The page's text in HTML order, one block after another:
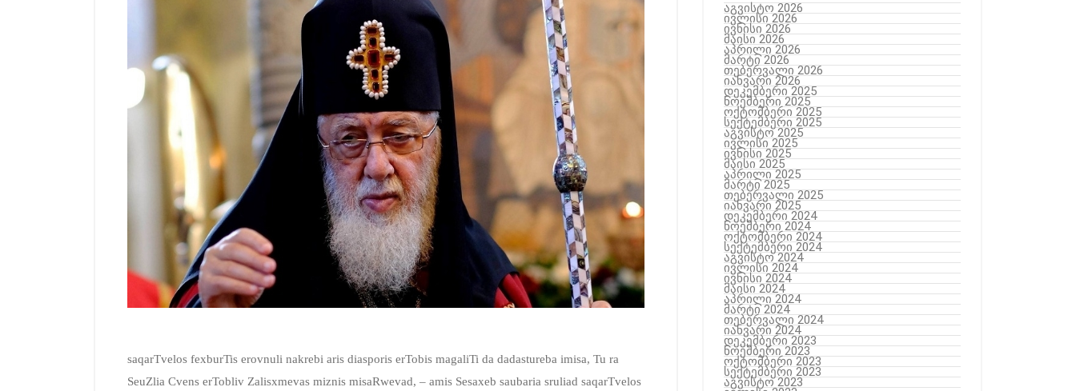
saqarTvelos fexburTis erovnuli nakrebi aris diasporis erTobis magaliTi da dadastureba imisa, Tu ra
SeuZlia Cvens erTobliv Zalisxmevas miznis misaRwevad, – amis Sesaxeb saubaria sruliad saqarTvelos
აგვისტო 2026
ივლისი 2026
ივნისი 2026
მაისი 2026
აპრილი 2026
მარტი 2026
თებერვალი 2026
იანვარი 2026
დეკემბერი 2025
ნოემბერი 2025
ოქტომბერი 2025
სექტემბერი 2025
აგვისტო 2025
ივლისი 2025
ივნისი 2025
მაისი 2025
აპრილი 2025
მარტი 2025
თებერვალი 2025
იანვარი 2025
დეკემბერი 2024
ნოემბერი 2024
ოქტომბერი 2024
სექტემბერი 2024
აგვისტო 2024
ივლისი 2024
ივნისი 2024
მაისი 2024
აპრილი 2024
მარტი 2024
თებერვალი 2024
იანვარი 2024
დეკემბერი 2023
ნოემბერი 2023
ოქტომბერი 2023
სექტემბერი 2023
აგვისტო 2023